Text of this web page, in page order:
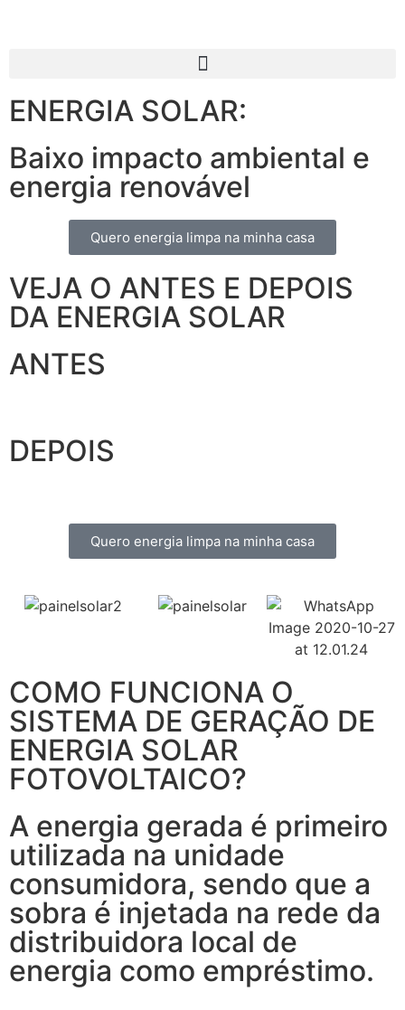
ENERGIA SOLAR:
Baixo impacto ambiental e
energia renovável
Quero energia limpa na minha casa
VEJA O ANTES E DEPOIS
DA ENERGIA SOLAR
ANTES
DEPOIS
Quero energia limpa na minha casa
COMO FUNCIONA O
SISTEMA DE GERAÇÃO DE
ENERGIA SOLAR
FOTOVOLTAICO?
A energia gerada é primeiro
utilizada na unidade
consumidora, sendo que a
sobra é injetada na rede da
distribuidora local de
energia como empréstimo.